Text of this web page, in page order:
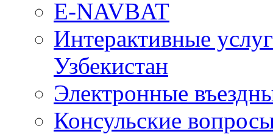
E-NAVBAT
Интерактивные
Узбекистан
Электронные
Консульские